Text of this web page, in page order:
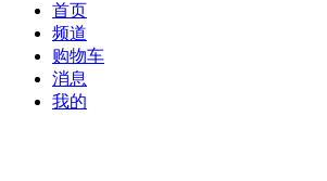
首页
频道
购物车
消息
我的